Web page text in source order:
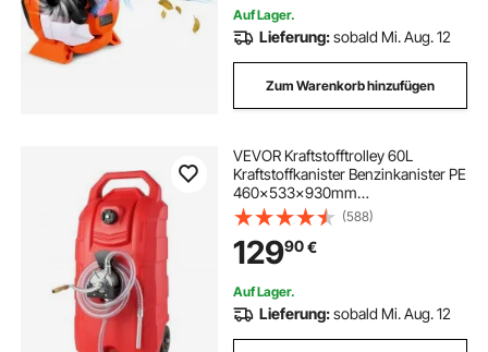
Schneeräumung
Auf Lager.
Lieferung:sobald Mi. Aug. 12
Zum Warenkorb hinzufügen
VEVOR Kraftstofftrolley 60L
Kraftstoffkanister Benzinkanister PE
460x533x930mm
Gaskraftstofftankbehälter 7,8 L/min
Max. Durchfluss Ersatzkanister
Benzintank Geeignet für Diesel,
Schmieröl, Benzin
(588)
12990€
Auf Lager.
Lieferung:sobald Mi. Aug. 12